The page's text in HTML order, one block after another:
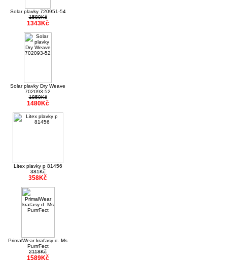
Solar plavky 720951-54
1580Kč
1343Kč
Solar plavky Dry Weave
702093-52
1850Kč
1480Kč
Litex plavky p 81456
381Kč
358Kč
PrimalWear kraťasy d. Ms
PurrrFect
2118Kč
1589Kč